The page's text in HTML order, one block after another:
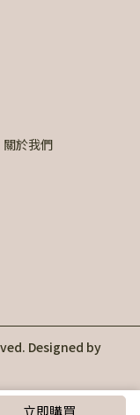
加入購物車
立即購買
關於我們
Designed by